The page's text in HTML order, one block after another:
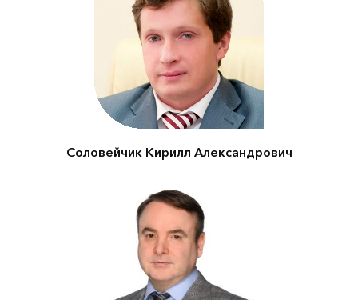
Председатель Комитета
по природопользованию,
охране окружающей
среды и экологической
безопасности города
Санкт-Петербург
Соловейчик Кирилл Александрович
Первый заместитель
Министра природных
ресурсов и экологии
Российской Федерации